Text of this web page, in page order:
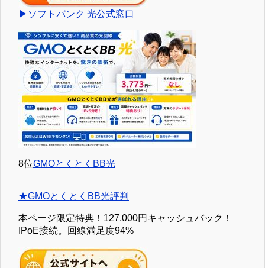
▶ソフトバンク 光公式窓口
8位GMOとくとくBB光
★GMOとくとくBB光評判
本ページ限定特典！127,000円キャッシュバック！
IPoE接続。回線満足度94%